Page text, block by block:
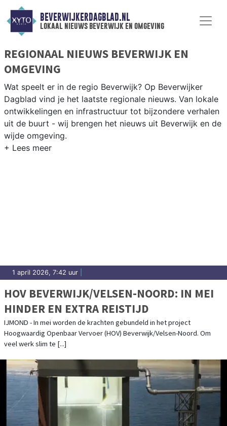
BEVERWIJKERDAGBLAD.NL
lokaal nieuws beverwijk en omgeving
REGIONAAL NIEUWS BEVERWIJK EN
OMGEVING
Wat speelt er in de regio Beverwijk? Op Beverwijker
Dagblad vind je het laatste regionale nieuws. Van lokale
ontwikkelingen en infrastructuur tot bijzondere verhalen
uit de buurt - wij brengen het nieuws uit Beverwijk en de
wijde omgeving.
1 april 2026, 7:42 uur
HOV BEVERWIJK/VELSEN-NOORD: IN MEI
HINDER EN EXTRA REISTIJD
IJMOND - In mei worden de krachten gebundeld in het project
Hoogwaardig Openbaar Vervoer (HOV) Beverwijk/Velsen-Noord. Om
veel werk slim te [...]